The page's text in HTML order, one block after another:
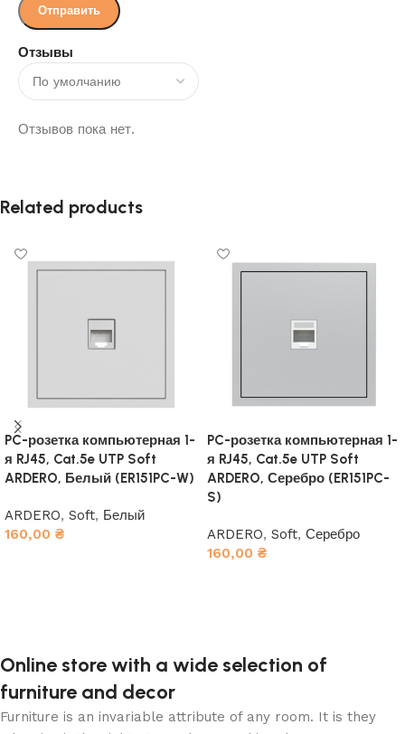
Отзывы
Отзывов пока нет.
Related products
PC-розетка компьютерная 1-
я RJ45, Cat.5e UTP Soft
ARDERO, Белый (ER151PC-W)
ARDERO, Soft, Белый
160,00 ₴
PC-розетка компьютерная 1-
я RJ45, Cat.5e UTP Soft
ARDERO, Серебро (ER151PC-
S)
ARDERO, Soft, Серебро
160,00 ₴
Online store with a wide selection of
furniture and decor
Furniture is an invariable attribute of any room. It is they